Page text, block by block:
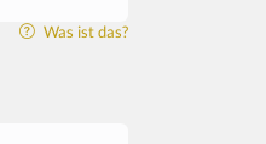
Was ist das?